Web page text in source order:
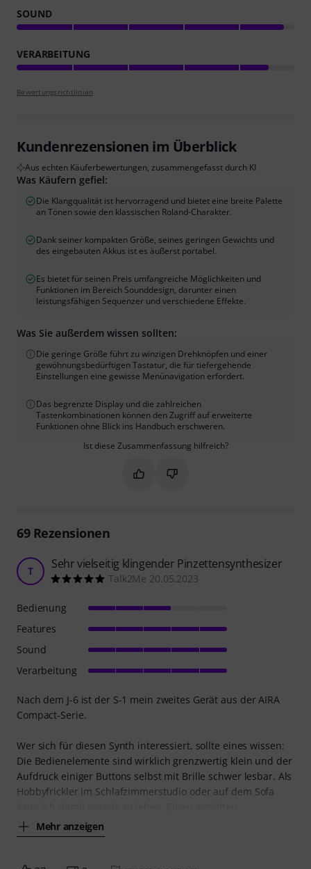
SOUND
VERARBEITUNG
Bewertungsrichtlinien
Kundenrezensionen im Überblick
Aus echten Käuferbewertungen, zusammengefasst durch KI
Was Käufern gefiel:
Die Klangqualität ist hervorragend und bietet eine breite Palette
an Tönen sowie den klassischen Roland-Charakter.
Dank seiner kompakten Größe, seines geringen Gewichts und
des eingebauten Akkus ist es äußerst portabel.
Es bietet für seinen Preis umfangreiche Möglichkeiten und
Funktionen im Bereich Sounddesign, darunter einen
leistungsfähigen Sequenzer und verschiedene Effekte.
Was Sie außerdem wissen sollten:
Die geringe Größe führt zu winzigen Drehknöpfen und einer
gewöhnungsbedürftigen Tastatur, die für tiefergehende
Einstellungen eine gewisse Menünavigation erfordert.
Das begrenzte Display und die zahlreichen
Tastenkombinationen können den Zugriff auf erweiterte
Funktionen ohne Blick ins Handbuch erschweren.
Ist diese Zusammenfassung hilfreich?
Markieren Sie diese
Markieren Sie diese
69Rezensionen
T Sehr vielseitig klingender Pinzettensynthesizer
Talk2Me 20.05.2023
Nach dem J-6 ist der S-1 mein zweites Gerät aus der AIRA
Compact-Serie.
Wer sich für diesen Synth interessiert, sollte eines wissen:
Die Bedienelemente sind wirklich grenzwertig klein und der
Aufdruck einiger Buttons selbst mit Brille schwer lesbar. Als
Hobbyfrickler im Schlafzimmerstudio oder auf dem Sofa
Mehr anzeigen
Bedienung
Features
Sound
Verarbeitung